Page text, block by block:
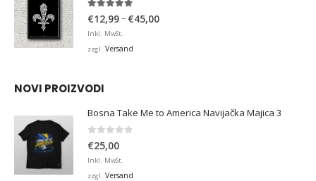
4.95von 5
€12,99– €45,00Preisspanne:
Inkl. MwSt.
zzgl. Versand
NOVI PROIZVODI
Bosna Take Me to America Navijačka Majica 3
€25,00
Inkl. MwSt.
zzgl. Versand